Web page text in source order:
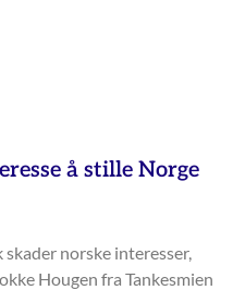
å stille Norge
norske interesser,
Hougen fra Tankesmien